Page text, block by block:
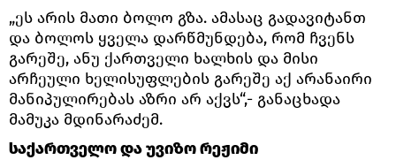
„ეს არის მათი ბოლო გზა. ამასაც გადავიტანთ
და ბოლოს ყველა დარწმუნდება, რომ ჩვენს
გარეშე, ანუ ქართველი ხალხის და მისი
არჩეული ხელისუფლების გარეშე აქ არანაირი
მანიპულირებას აზრი არ აქვს“,- განაცხადა
მამუკა მდინარაძემ.
საქართველო და უვიზო რეჟიმი